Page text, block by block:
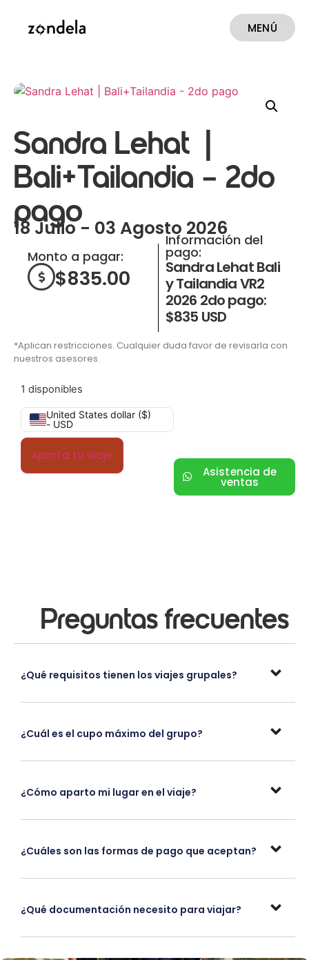
MENÚ
Sandra Lehat |
Bali+Tailandia – 2do
pago
18 Julio - 03 Agosto 2026
Monto a pagar:
$835.00
Información del
pago:
Sandra Lehat Bali
y Tailandia VR2
2026 2do pago:
$835 USD
*Aplican restricciones. Cualquier duda favor de revisarla con
nuestros asesores.
1 disponibles
United States dollar ($)
- USD
Aparta tu viaje
Asistencia de
ventas
Preguntas frecuentes
¿Qué requisitos tienen los viajes grupales?
¿Cuál es el cupo máximo del grupo?
¿Cómo aparto mi lugar en el viaje?
¿Cuáles son las formas de pago que aceptan?
¿Qué documentación necesito para viajar?